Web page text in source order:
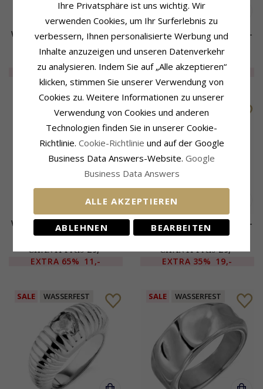
Wasserfest Ring aus Stahl -
OCEANA
29,-
EXTRA 35% 19,-
Wasserfest Ring aus Stahl -
OCEANA
EXTRA 35% 22,-
WASSERFEST
Wasserfest Ring aus Stahl -
OCEANA
CHANTI Preis 29,-
EXTRA 65% 11,-
WASSERFEST
Wasserfest Ring aus Stahl -
OCEANA
CHANTI Preis 29,-
EXTRA 35% 19,-
SALE WASSERFEST SALE WASSERFEST
Ihre Privatsphäre ist uns wichtig. Wir
verwenden Cookies, um Ihr Surferlebnis zu
verbessern, Ihnen personalisierte Werbung und
Inhalte anzuzeigen und unseren Datenverkehr
zu analysieren. Indem Sie auf „Alle akzeptieren“
klicken, stimmen Sie unserer Verwendung von
Cookies zu. Weitere Informationen zu unserer
Verwendung von Cookies und anderen
Technologien finden Sie in unserer Cookie-
Richtlinie. Cookie-Richtlinie und auf der Google
Business Data Answers-Website. Google
Business Data Answers
ALLE AKZEPTIEREN
ABLEHNEN BEARBEITEN